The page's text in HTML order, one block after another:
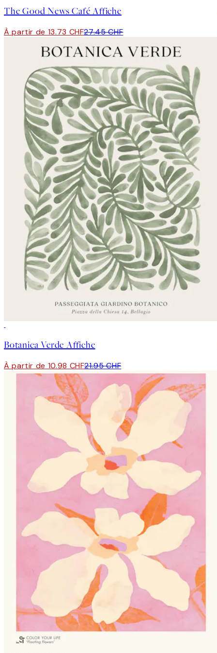
The Good News Café Affiche
À partir de 13.73 CHF27.45 CHF
Botanica Verde Affiche
À partir de 10.98 CHF21.95 CHF